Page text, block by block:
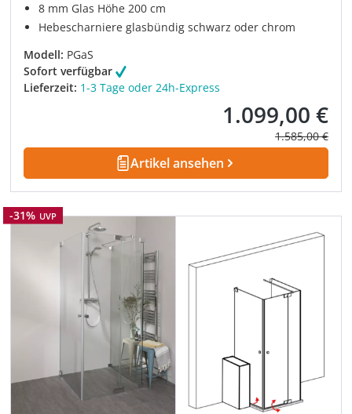
8 mm Glas Höhe 200 cm
Hebescharniere glasbündig schwarz oder chrom
Modell: PGaS
Sofort verfügbar
Lieferzeit: 1-3 Tage oder 24h-Express
Verkaufspreis:
1.099,00 €
Regulärer
1.585,00 €
Artikel ansehen
Rabatt
-31% UVP